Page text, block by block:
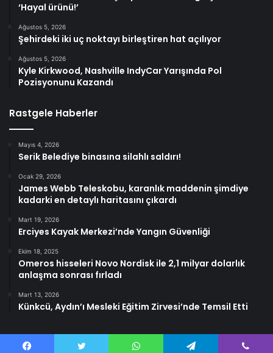
‘Hayal ürünü!’
Ağustos 5, 2026
Şehirdeki iki uç noktayı birleştiren hat açılıyor
Ağustos 5, 2026
Kyle Kirkwood, Nashville IndyCar Yarışında Pol
Pozisyonunu Kazandı
Rastgele Haberler
Mayıs 4, 2026
Serik Belediye binasına silahlı saldırı!
Ocak 29, 2026
James Webb Teleskobu, karanlık maddenin şimdiye
kadarki en detaylı haritasını çıkardı
Mart 19, 2026
Erciyes Kayak Merkezi’nde Yangın Güvenliği
Ekim 18, 2025
Omeros hisseleri Novo Nordisk ile 2,1 milyar dolarlık
anlaşma sonrası fırladı
Mart 13, 2026
Künkcü, Aydın’ı Mesleki Eğitim Zirvesi’nde Temsil Etti